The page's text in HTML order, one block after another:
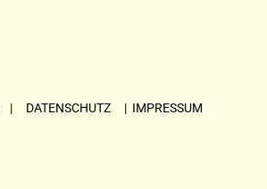
| DATENSCHUTZ | IMPRESSUM